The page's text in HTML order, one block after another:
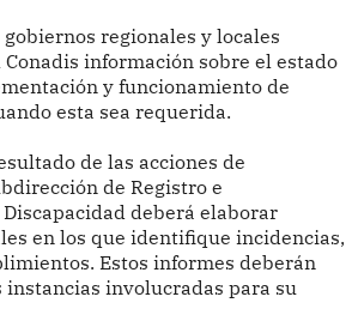
regionales y locales
información sobre el estado
y funcionamiento de
esta sea requerida.
de las acciones de
de Registro e
deberá elaborar
en los que identifique incidencias,
Estos informes deberán
instancias involucradas para su